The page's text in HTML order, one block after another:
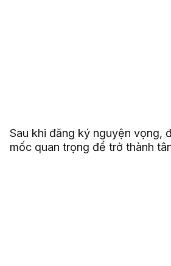
Sau khi đăng ký nguyện vọng,
mốc quan trọng để trở thành